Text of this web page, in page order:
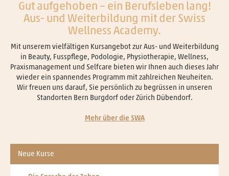
Gut aufgehoben – ein Berufsleben lang!
Aus- und Weiterbildung mit der Swiss
Wellness Academy.
Mit unserem vielfältigen Kursangebot zur Aus- und Weiterbildung
in Beauty, Fusspflege, Podologie, Physiotherapie, Wellness,
Praxismanagement und Selfcare bieten wir Ihnen auch dieses Jahr
wieder ein spannendes Programm mit zahlreichen Neuheiten.
Wir freuen uns darauf, Sie persönlich zu begrüssen in unseren
Standorten Bern Burgdorf oder Zürich Dübendorf.
Mehr über die SWA
Neue Kurse